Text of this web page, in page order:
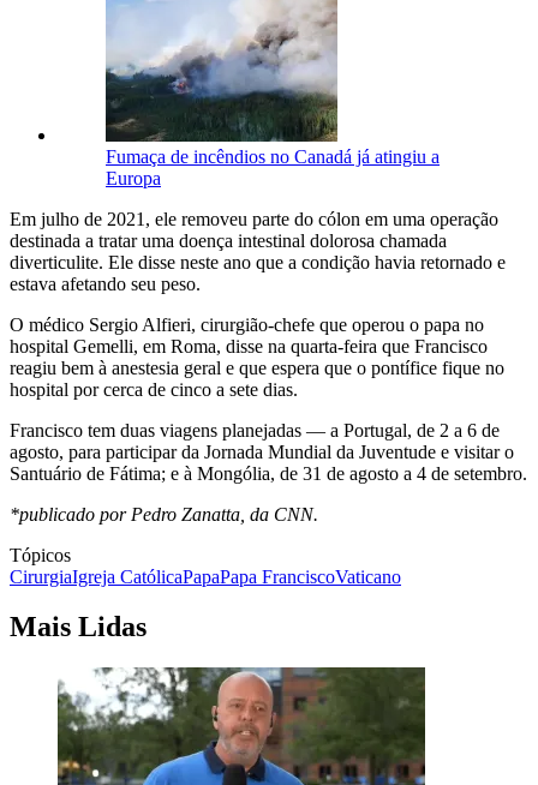
Fumaça de incêndios no Canadá já atingiu a
Europa
Em julho de 2021, ele removeu parte do cólon em uma operação
destinada a tratar uma doença intestinal dolorosa chamada
diverticulite. Ele disse neste ano que a condição havia retornado e
estava afetando seu peso.
O médico Sergio Alfieri, cirurgião-chefe que operou o papa no
hospital Gemelli, em Roma, disse na quarta-feira que Francisco
reagiu bem à anestesia geral e que espera que o pontífice fique no
hospital por cerca de cinco a sete dias.
Francisco tem duas viagens planejadas — a Portugal, de 2 a 6 de
agosto, para participar da Jornada Mundial da Juventude e visitar o
Santuário de Fátima; e à Mongólia, de 31 de agosto a 4 de setembro.
*publicado por Pedro Zanatta, da CNN.
Tópicos
CirurgiaIgreja CatólicaPapaPapa FranciscoVaticano
Mais Lidas